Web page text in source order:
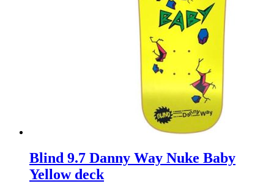
Blind 9.7 Danny Way Nuke Baby
Yellow deck